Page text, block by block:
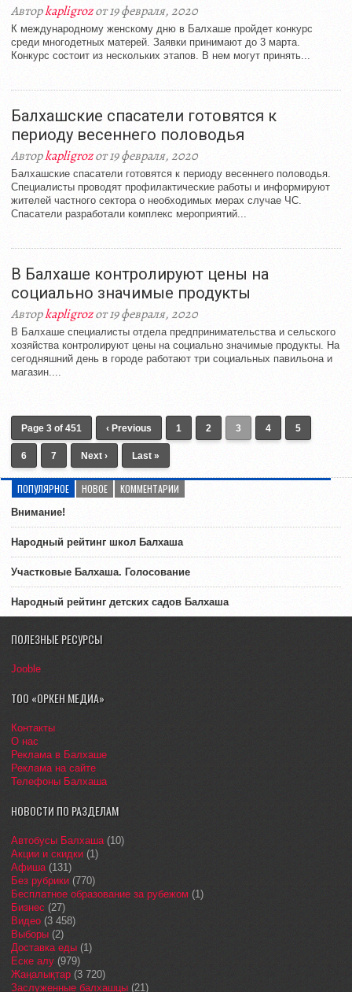
Авторkapligrozот 19 февраля, 2020
К международному женскому дню в Балхаше пройдет конкурс
среди многодетных матерей. Заявки принимают до 3 марта.
Конкурс состоит из нескольких этапов. В нем могут принять...
Балхашские спасатели готовятся к
периоду весеннего половодья
Авторkapligrozот 19 февраля, 2020
Балхашские спасатели готовятся к периоду весеннего половодья.
Специалисты проводят профилактические работы и информируют
жителей частного сектора о необходимых мерах случае ЧС.
Спасатели разработали комплекс мероприятий...
В Балхаше контролируют цены на
социально значимые продукты
Авторkapligrozот 19 февраля, 2020
В Балхаше специалисты отдела предпринимательства и сельского
хозяйства контролируют цены на социально значимые продукты. На
сегодняшний день в городе работают три социальных павильона и
магазин....
Page 3 of 451 ‹ Previous 1 2 3 4 5
6 7 Next › Last »
ПОПУЛЯРНОЕ НОВОЕ КОММЕНТАРИИ
Внимание!
Народный рейтинг школ Балхаша
Участковые Балхаша. Голосование
Народный рейтинг детских садов Балхаша
ПОЛЕЗНЫЕ РЕСУРСЫ
Jooble
ТОО «ОРКЕН МЕДИА»
Контакты
О нас
Реклама в Балхаше
Реклама на сайте
Телефоны Балхаша
НОВОСТИ ПО РАЗДЕЛАМ
Автобусы Балхаша(10)
Акции и скидки (1)
Афиша(131)
Без рубрики (770)
Бесплатное образование за рубежом (1)
Бизнес (27)
Видео (3 458)
Выборы (2)
Доставка еды (1)
Еске алу (979)
Жаңалықтар (3 720)
Заслуженные балхашцы (21)